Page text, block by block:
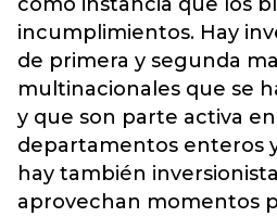
incumplimientos. Hay
de primera y segunda
multinacionales que se
y que son parte activa
departamentos enteros
hay también
aprovechan momentos